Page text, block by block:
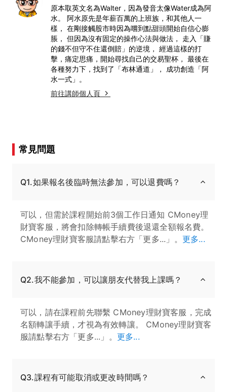
原本取英文名為Walter，因為發音太像Water成為阿
水。 阿水原先是年薪百萬的上班族，和其他人一
樣， 在剛接觸股市時因為嚐到點甜頭開始自信心膨
脹， 但因為沒有固定的操作心法與做法， 走入「賺
的錢不但守不住還倒賠」的逆境， 經過這樣的打
擊，痛定思痛，開始尋找自己的交易聖杯， 最後在
各種努力下，找到了「布林通道」， 成功創造「阿
水一式」。
前往講師個人頁
常見問題
Q1.如果報名後臨時無法參加，可以退費嗎？
可以，但需於課程開始前3個工作日通知 CMoney理
財寶客服，將會扣除轉帳手續費後退還全額報名費。
CMoney理財寶客服請點擊右方「更多...」。 更多...
Q2.我不能參加，可以讓朋友代替我上課嗎？
可以，請在課程前先聯繫 CMoney理財寶客服，完成
名額轉讓手續，才視為有效轉讓。 CMoney理財寶客
服請點擊右方「更多...」。 更多...
Q3.課程有可能取消或更改時間嗎？